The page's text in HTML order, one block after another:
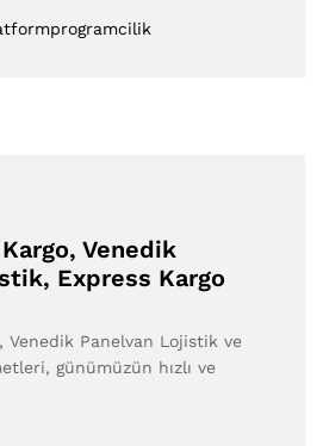
Venedik
Express Kargo
Venedik Panelvan Lojistik ve
günümüzün hızlı ve